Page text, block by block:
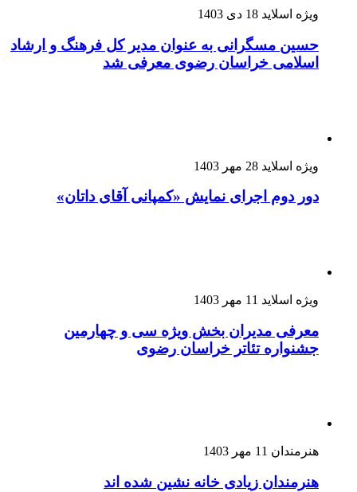
ویژه اسلاید 18 دی 1403
حسین مسگرانی به عنوان مدیر کل فرهنگ و ارشاد
اسلامی خراسان رضوی معرفی شد
ویژه اسلاید 28 مهر 1403
دور دوم اجرای نمایش «کمپانی آقای داتان»
ویژه اسلاید 11 مهر 1403
معرفی مدیران بخش ویژه سی و چهارمین
جشنواره تئاتر خراسان رضوی
هنرمندان 11 مهر 1403
هنرمندان زیادی خانه نشین شده اند